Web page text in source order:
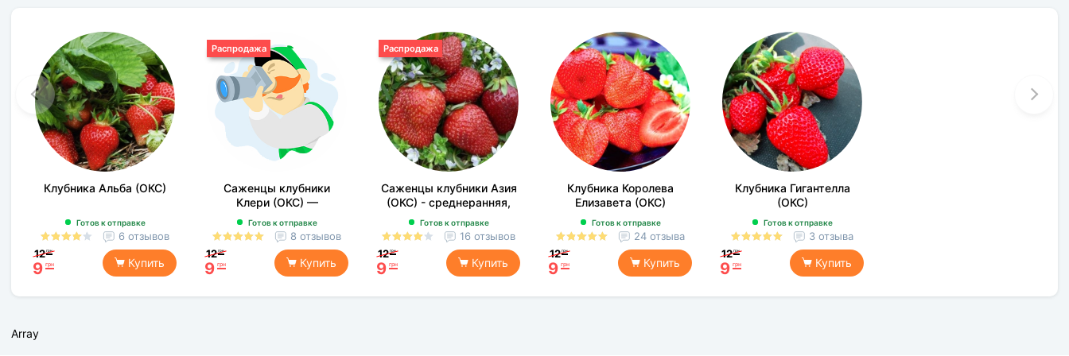
Клубника Альба (ОКС)
Готов к отправке
6 отзывов
12 грн
9 грн Купить
Саженцы клубники
Клери (ОКС) —
раннеспелая, сладкая,
морозостойкая
Готов к отправке
8 отзывов
12 грн
9 грн Купить
Распродажа
Саженцы клубники Азия
(ОКС) - среднеранняя,
крупноплодная,
морозоустойчивая
Готов к отправке
16 отзывов
12 грн
9 грн Купить
Распродажа
Клубника Королева
Елизавета (ОКС)
Готов к отправке
24 отзыва
12 грн
9 грн Купить
Клубника Гигантелла
(ОКС)
Готов к отправке
3 отзыва
12 грн
9 грн Купить
Array